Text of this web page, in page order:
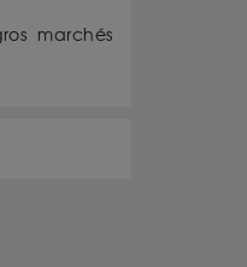
marchés